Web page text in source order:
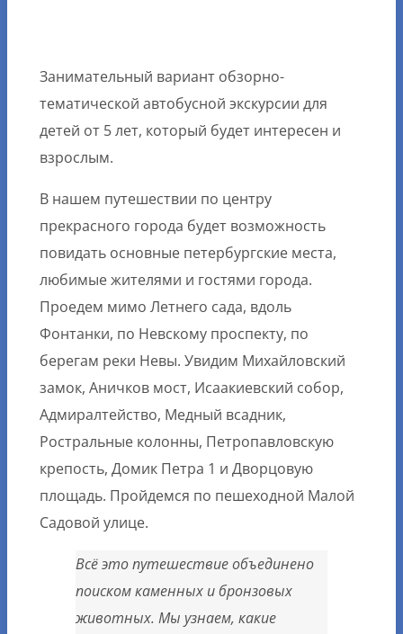
Занимательный вариант обзорно-
тематической автобусной экскурсии для
детей от 5 лет, который будет интересен и
взрослым.
В нашем путешествии по центру
прекрасного города будет возможность
повидать основные петербургские места,
любимые жителями и гостями города.
Проедем мимо Летнего сада, вдоль
Фонтанки, по Невскому проспекту, по
берегам реки Невы. Увидим Михайловский
замок, Аничков мост, Исаакиевский собор,
Адмиралтейство, Медный всадник,
Ростральные колонны, Петропавловскую
крепость, Домик Петра 1 и Дворцовую
площадь. Пройдемся по пешеходной Малой
Садовой улице.
Всё это путешествие объединено
поиском каменных и бронзовых
животных. Мы узнаем, какие